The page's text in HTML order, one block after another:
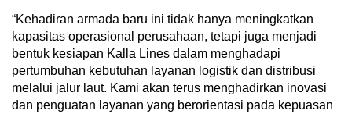
“Kehadiran armada baru ini tidak hanya meningkatkan
kapasitas operasional perusahaan, tetapi juga menjadi
bentuk kesiapan Kalla Lines dalam menghadapi
pertumbuhan kebutuhan layanan logistik dan distribusi
melalui jalur laut. Kami akan terus menghadirkan inovasi
dan penguatan layanan yang berorientasi pada kepuasan